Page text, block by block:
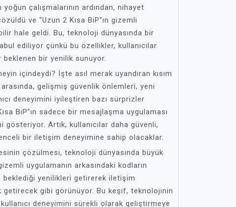
çalışmalarının ardından, nihayet
ve “Uzun 2 Kısa BiP”ın gizemli
hale geldi. Bu, teknoloji dünyasında bir
ediliyor çünkü bu özellikler, kullanıcılar
beklenen bir yenilik sunuyor.
içindeydi? İşte asıl merak uyandıran kısım
gelişmiş güvenlik önlemleri, yeni
deneyimini iyileştiren bazı sürprizler
BiP”ın sadece bir mesajlaşma uygulaması
Artık, kullanıcılar daha güvenli,
bir iletişim deneyimine sahip olacaklar.
çözülmesi, teknoloji dünyasında büyük
uygulamanın arkasındaki kodların
beklediği yenilikleri getirerek iletişim
getirecek gibi görünüyor. Bu keşif, teknolojinin
kullanıcı deneyimini sürekli olarak geliştirmeye